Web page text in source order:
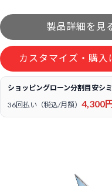
カスタマイズ・購入
ショッピングローン分割目安シ
36回払い（税込/月額） 4,300